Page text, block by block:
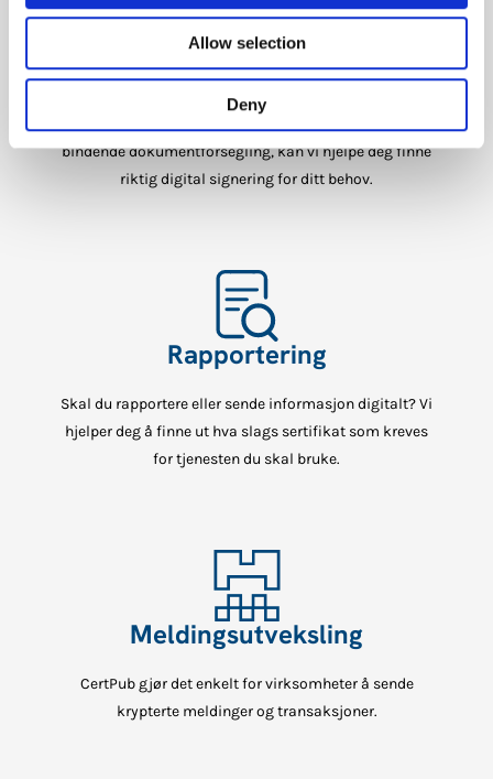
Allow selection
Deny
Digital signering
Vi tilbyr digitale signaturløsninger fra enkle e-
signaturer til avanserte signaturer i tråd med eIDAS.
bindende dokumentforsegling, kan vi hjelpe deg finne
riktig digital signering for ditt behov.
Rapportering
Skal du rapportere eller sende informasjon digitalt? Vi
hjelper deg å finne ut hva slags sertifikat som kreves
for tjenesten du skal bruke.
Meldingsutveksling
CertPub gjør det enkelt for virksomheter å sende
krypterte meldinger og transaksjoner.